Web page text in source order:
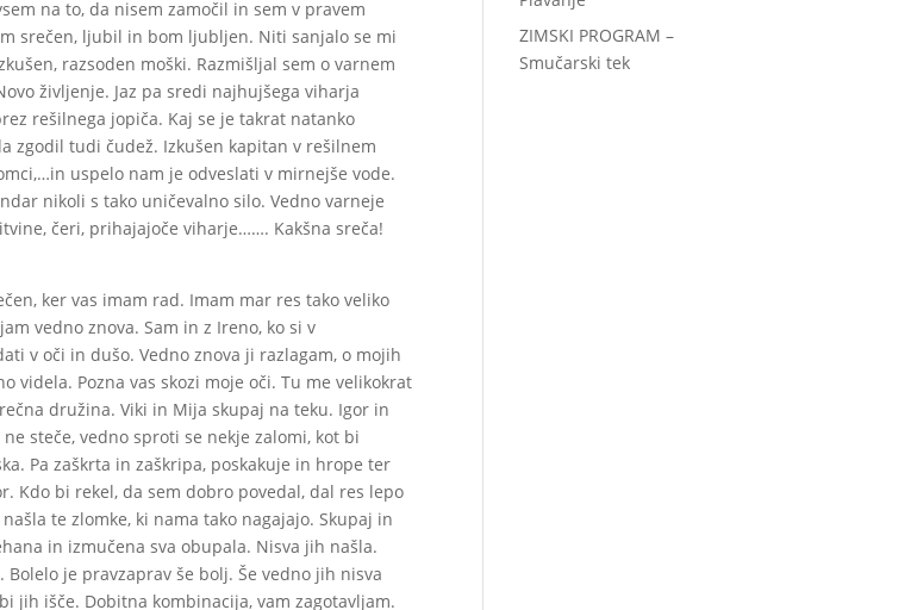
na to, da nisem zamočil in sem v pravem
srečen, ljubil in bom ljubljen. Niti sanjalo se mi
razsoden moški. Razmišljal sem o varnem
življenje. Jaz pa sredi najhujšega viharja
rešilnega jopiča. Kaj se je takrat natanko
zgodil tudi čudež. Izkušen kapitan v rešilnem
uspelo nam je odveslati v mirnejše vode.
nikoli s tako uničevalno silo. Vedno varneje
čeri, prihajajoče viharje……. Kakšna sreča!
ker vas imam rad. Imam mar res tako veliko
vedno znova. Sam in z Ireno, ko si v
v oči in dušo. Vedno znova ji razlagam, o mojih
videla. Pozna vas skozi moje oči. Tu me velikokrat
družina. Viki in Mija skupaj na teku. Igor in
steče, vedno sproti se nekje zalomi, kot bi
Pa zaškrta in zaškripa, poskakuje in hrope ter
Kdo bi rekel, da sem dobro povedal, dal res lepo
te zlomke, ki nama tako nagajajo. Skupaj in
in izmučena sva obupala. Nisva jih našla.
je pravzaprav še bolj. Še vedno jih nisva
jih išče. Dobitna kombinacija, vam zagotavljam.
ZIMSKI PROGRAM –
Smučarski tek